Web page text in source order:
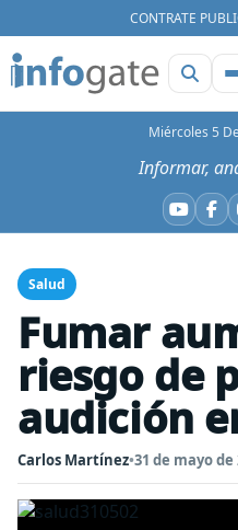
CONTRATE
Miércoles 5
Informar,
Salud
Fumar
riesgo de
audición
Carlos Martínez•31 de mayo de